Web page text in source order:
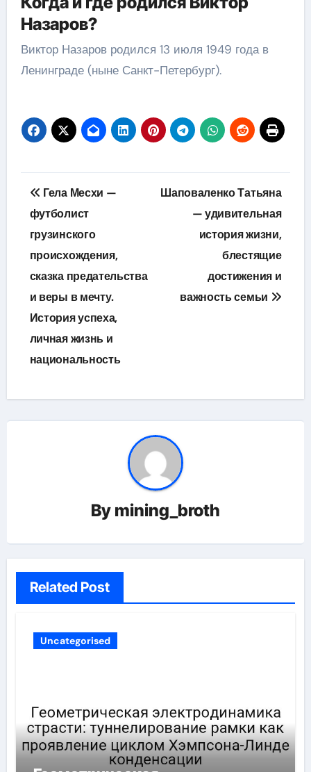
Назаров?
Виктор Назаров родился 13 июля 1949 года в
Ленинграде (ныне Санкт-Петербург).
Навигация
по
записям
Гела Месхи —
футболист
грузинского
происхождения,
сказка предательства
и веры в мечту.
История успеха,
личная жизнь и
национальность
Шаповаленко Татьяна
— удивительная
история жизни,
блестящие
достижения и
важность семьи
By mining_broth
Related Post
Uncategorised